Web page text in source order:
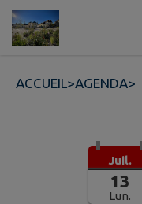
Contenu
ACCUEIL>AGENDA>
Juil.
13
Lun.